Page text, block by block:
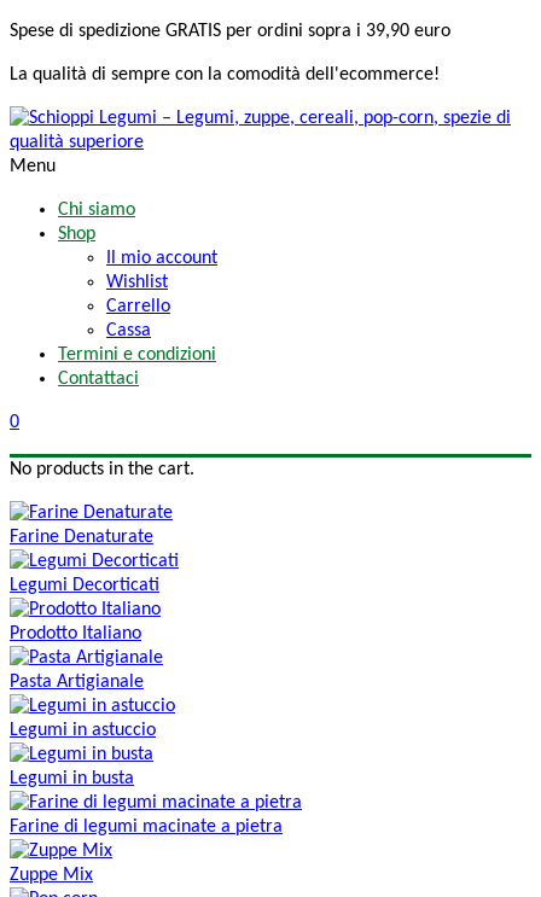
Spese di spedizione GRATIS per ordini sopra i 39,90 euro
La qualità di sempre con la comodità dell'ecommerce!
Menu
Chi siamo
Shop
Il mio account
Wishlist
Carrello
Cassa
Termini e condizioni
Contattaci
0
No products in the cart.
Farine Denaturate
Legumi Decorticati
Prodotto Italiano
Pasta Artigianale
Legumi in astuccio
Legumi in busta
Farine di legumi macinate a pietra
Zuppe Mix